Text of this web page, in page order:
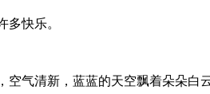
多快乐。
空气清新，蓝蓝的天空飘着朵朵白